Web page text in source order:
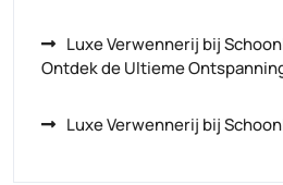
Luxe Verwennerij bij
Ontdek de Ultieme
Luxe Verwennerij bij